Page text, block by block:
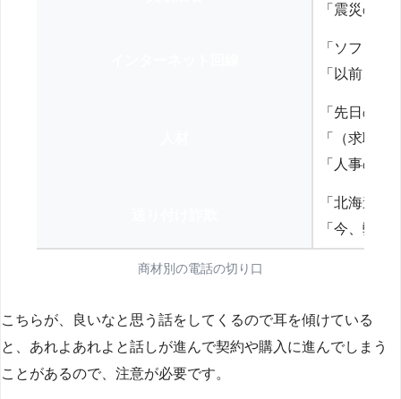
「震災の
「ソフト
「以前、
「先日の
「（求職
「人事の方
「北海道
「今、弊
商材別の電話の切り口
こちらが、良いなと思う話をしてくるので耳を傾けている
と、あれよあれよと話しが進んで契約や購入に進んでしまう
ことがあるので、注意が必要です。